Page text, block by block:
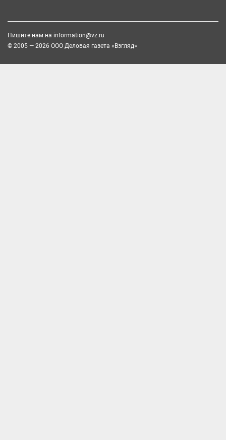
Пишите нам на information@vz.ru
© 2005 — 2026 ООО Деловая газета «Взгляд»